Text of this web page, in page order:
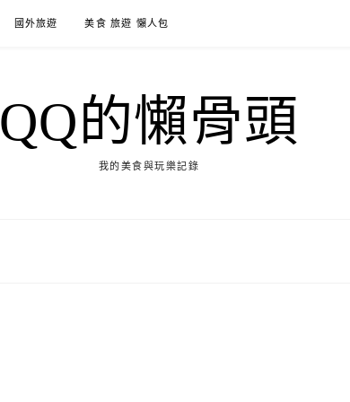
國外旅遊 美食 旅遊 懶人包
QQ的懶骨頭
我的美食與玩樂記錄